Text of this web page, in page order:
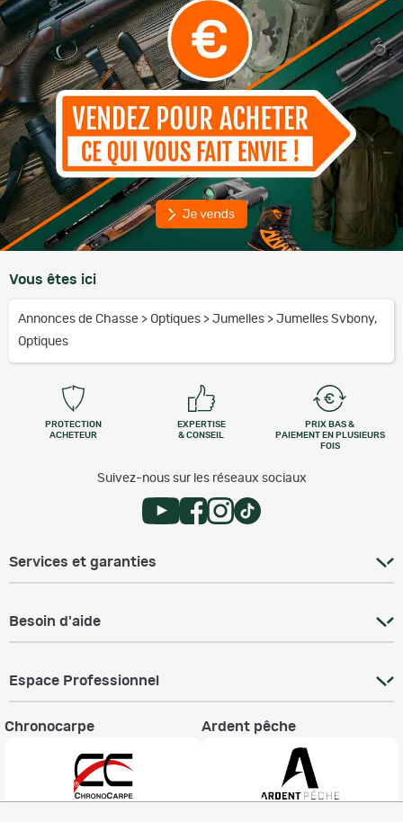
Vous êtes ici
Annonces de Chasse > Optiques > Jumelles > Jumelles Svbony,
Optiques
PROTECTION
ACHETEUR
EXPERTISE
& CONSEIL
PRIX BAS &
PAIEMENT EN PLUSIEURS
FOIS
Suivez-nous sur les réseaux sociaux
Services et garanties
Besoin d'aide
Espace Professionnel
Chronocarpe Ardent pêche